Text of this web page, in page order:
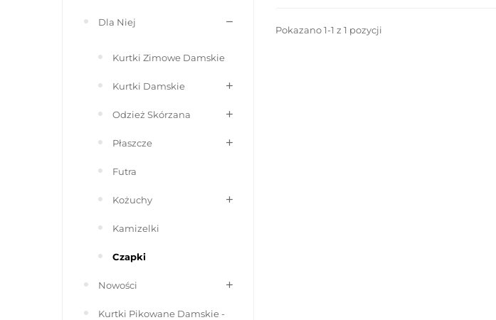
Dla Niej
Kurtki Zimowe Damskie
Kurtki Damskie
Odzież Skórzana
Płaszcze
Futra
Kożuchy
Kamizelki
Czapki
Nowości
Kurtki Pikowane Damskie -
Pokazano 1-1 z 1 pozycji